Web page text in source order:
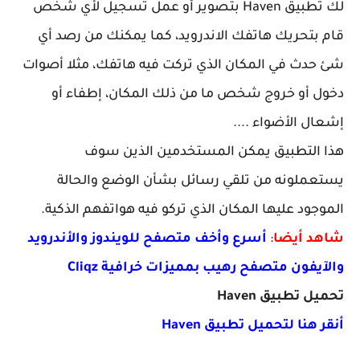
لك تطبيق Haven بتصوير أو عمل تسجيل لأي شخص
قام بتحريك هاتفك الاندرويد، كما يمكنك من رصد أي
شئ حدث في المكان الذي تركت فيه هاتفك، مثلا أصوات
دخول أو خروج شخص ما من ذلك المكان، إطفاء أو
إشعال الأضواء ....
هذا التطبيق يمكن المستخدمين الذين سوف
يستعملونه من تلقي رسائل بشأن الوضع والحالة
الموجود عليها المكان الذي تركو فيه هواتفهم الذكية.
شاهد أيضا: أسرع وأخف متصفح للويندوز والأندرويد
والآيفون متصفح رهيب بمميزات خرافية Cliqz
تحميل تطبيق Haven
أنقر هنا لتحميل تطبيق Haven